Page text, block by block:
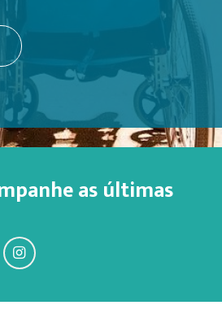
as últimas